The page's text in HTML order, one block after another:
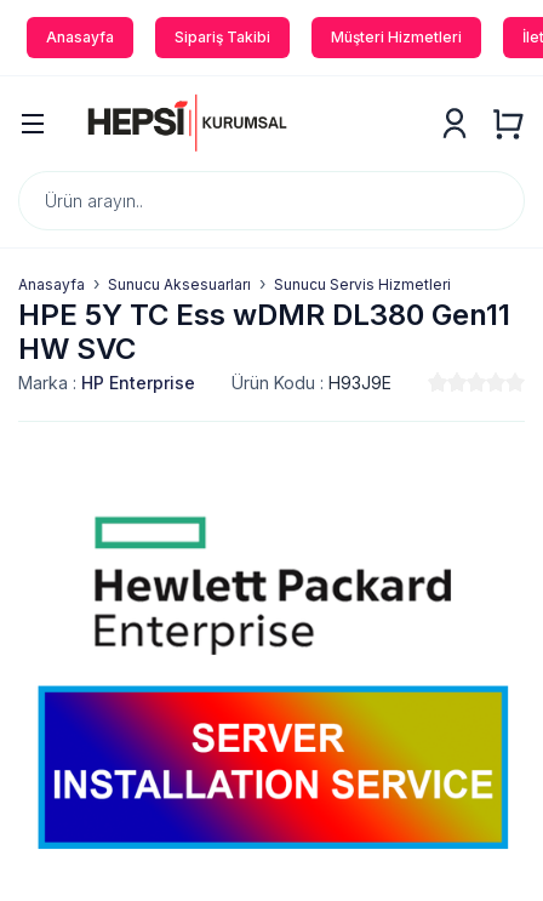
Anasayfa Sipariş Takibi Müşteri Hizmetleri
Anasayfa Sunucu Aksesuarları Sunucu Servis Hizmetleri
HPE 5Y TC Ess wDMR DL380 Gen11
HW SVC
Marka : HP Enterprise Ürün Kodu : H93J9E